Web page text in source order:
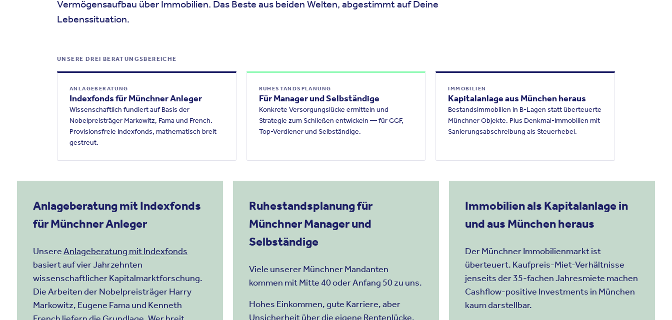
Vermögensaufbau über Immobilien. Das Beste aus beiden Welten, abgestimmt auf Deine
Lebenssituation.
UNSERE DREI BERATUNGSBEREICHE
ANLAGEBERATUNG
Indexfonds für Münchner Anleger
Wissenschaftlich fundiert auf Basis der
Nobelpreisträger Markowitz, Fama und French.
Provisionsfreie Indexfonds, mathematisch breit
gestreut.
RUHESTANDSPLANUNG
Für Manager und Selbständige
Konkrete Versorgungslücke ermitteln und
Strategie zum Schließen entwickeln — für GGF,
Top-Verdiener und Selbständige.
IMMOBILIEN
Kapitalanlage aus München heraus
Bestandsimmobilien in B-Lagen statt überteuerte
Münchner Objekte. Plus Denkmal-Immobilien mit
Sanierungsabschreibung als Steuerhebel.
Anlageberatung mit Indexfonds
für Münchner Anleger
UnsereAnlageberatung mit Indexfonds
basiert auf vier Jahrzehnten
wissenschaftlicher Kapitalmarktforschung.
Die Arbeiten der Nobelpreisträger Harry
Markowitz, Eugene Fama und Kenneth
Ruhestandsplanung für
Münchner Manager und
Selbständige
Viele unserer Münchner Mandanten
kommen mit Mitte 40 oder Anfang 50 zu uns.
Hohes Einkommen, gute Karriere, aber
Unsicherheit über die eigene Rentenlücke.
Immobilien als Kapitalanlage in
und aus München heraus
Der Münchner Immobilienmarkt ist
überteuert. Kaufpreis-Miet-Verhältnisse
jenseits der 35-fachen Jahresmiete machen
Cashflow-positive Investments in München
kaum darstellbar.